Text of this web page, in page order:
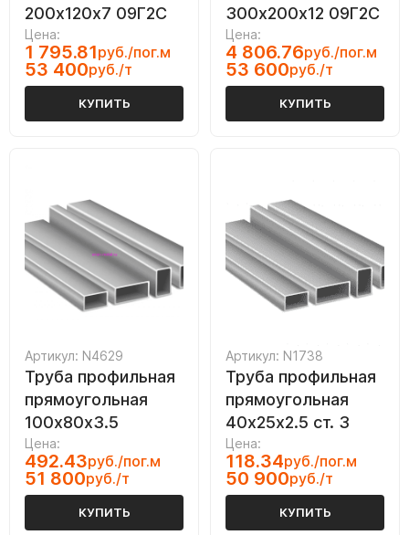
200х120х7 09Г2С
Цена:
1 795.81руб./пог.м
53 400руб./т
КУПИТЬ
300х200х12 09Г2С
Цена:
4 806.76руб./пог.м
53 600руб./т
КУПИТЬ
Артикул: N4629
Труба профильная
прямоугольная
100х80х3.5
Цена:
492.43руб./пог.м
51 800руб./т
КУПИТЬ
Артикул: N1738
Труба профильная
прямоугольная
40х25х2.5 ст. 3
Цена:
118.34руб./пог.м
50 900руб./т
КУПИТЬ